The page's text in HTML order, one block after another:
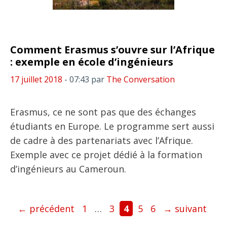
Comment Erasmus s’ouvre sur l’Afrique
: exemple en école d’ingénieurs
17 juillet 2018 - 07:43 par The Conversation
Erasmus, ce ne sont pas que des échanges
étudiants en Europe. Le programme sert aussi
de cadre à des partenariats avec l’Afrique.
Exemple avec ce projet dédié à la formation
d’ingénieurs au Cameroun.
← précédent Page
1 … Page
3 Page
4 Page
5 Page
6 → suivant